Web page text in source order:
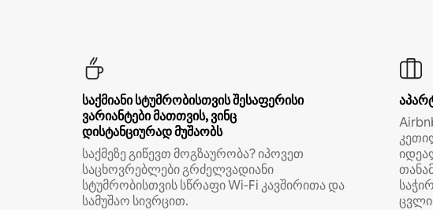
საქმიანი სტუმრობისთვის შესაფერისი
ვარიანტები მათთვის, ვინც
დისტანციურად მუშაობს
საქმეზე გიწევთ მოგზაურობა? იპოვეთ
საცხოვრებლები გრძელვადიანი
სტუმრობისთვის სწრაფი Wi‑Fi კავშირითა და
სამუშაო სივრცით.